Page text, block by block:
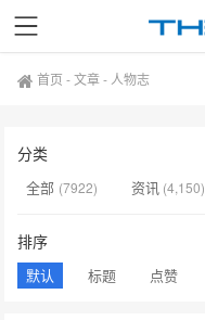
首页 -文章- 人物志
分类
全部 (7922) 资讯 (4,150)
TC君聊新车 未分类
排序
默认 标题 点赞